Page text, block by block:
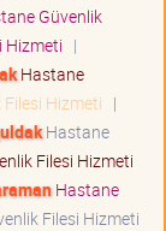
Güvenlik
Hizmeti |
Hastane
Hizmeti |
Hastane
Filesi Hizmeti
Hastane
Filesi Hizmeti